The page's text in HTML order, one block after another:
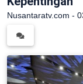
Nusantaratv.com -